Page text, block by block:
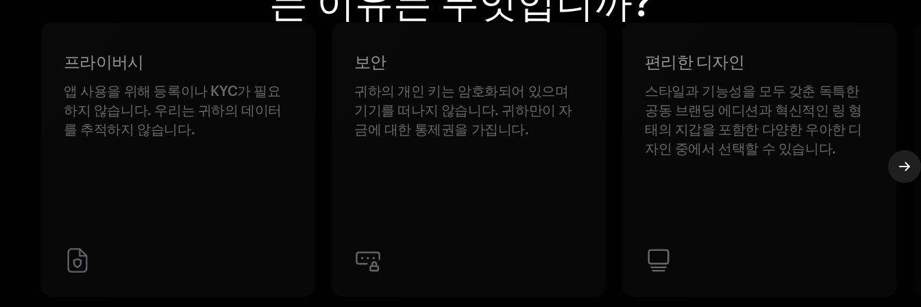
프라이버시
앱 사용을 위해 등록이나 KYC가 필요
하지 않습니다. 우리는 귀하의 데이터
를 추적하지 않습니다.
보안
귀하의 개인 키는 암호화되어 있으며
기기를 떠나지 않습니다. 귀하만이 자
금에 대한 통제권을 가집니다.
편리한 디자인
스타일과 기능성을 모두 갖춘 독특한
공동 브랜딩 에디션과 혁신적인 링 형
태의 지갑을 포함한 다양한 우아한 디
자인 중에서 선택할 수 있습니다.